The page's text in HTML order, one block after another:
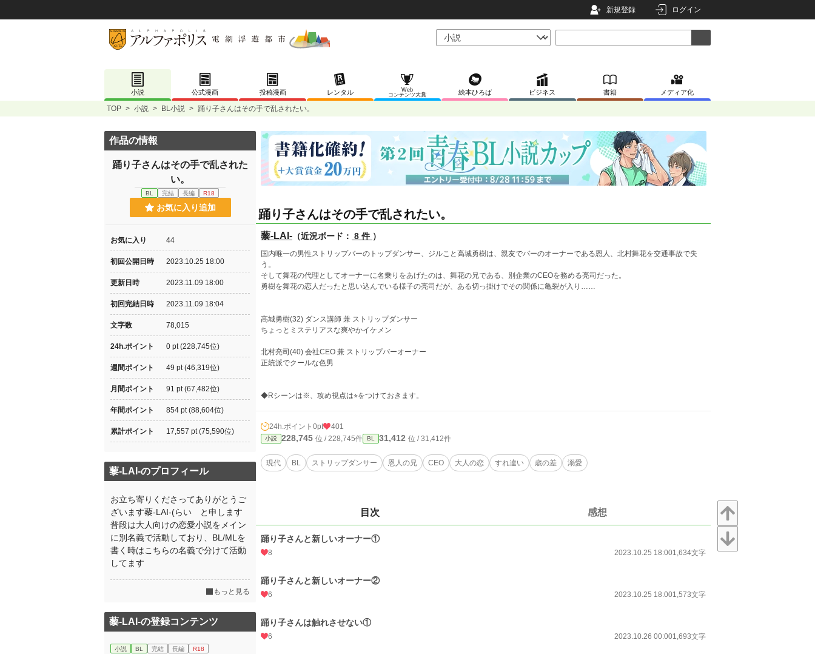
新規登録 ログイン
小説 公式漫画 投稿漫画 レンタル
Web
コンテンツ大賞
絵本ひろば ビジネス 書籍 メディア化
TOP > 小説 > BL小説 > 踊り子さんはその手で乱されたい。
踊り子さんはその手で乱されたい。
藜-LAI- （近況ボード： 8 件 ）
国内唯一の男性ストリップバーのトップダンサー、ジルこと高城勇樹は、親友でバーのオーナーである恩人、北村舞花を交通事故で失
う。
そして舞花の代理としてオーナーに名乗りをあげたのは、舞花の兄である、別企業のCEOを務める亮司だった。
勇樹を舞花の恋人だったと思い込んでいる様子の亮司だが、ある切っ掛けでその関係に亀裂が入り……
高城勇樹(32) ダンス講師 兼 ストリップダンサー
ちょっとミステリアスな爽やかイケメン
北村亮司(40) 会社CEO 兼 ストリップバーオーナー
正統派でクールな色男
◆Rシーンは※、攻め視点は⭐︎をつけておきます。
24h.ポイント 0pt 401
小説 228,745 位 / 228,745件 BL 31,412 位 / 31,412件
現代 BL ストリップダンサー 恩人の兄 CEO 大人の恋 すれ違い 歳の差 溺愛
目次 感想
踊り子さんと新しいオーナー①
8 2023.10.25 18:001,634文字
踊り子さんと新しいオーナー②
6 2023.10.25 18:001,573文字
踊り子さんは触れさせない①
6 2023.10.26 00:001,693文字
作品の情報
踊り子さんはその手で乱された
い。
BL 完結 長編 R18
お気に入り追加
お気に入り 44
初回公開日時 2023.10.25 18:00
更新日時 2023.11.09 18:00
初回完結日時 2023.11.09 18:04
文字数 78,015
24h.ポイント 0 pt (228,745位)
週間ポイント 49 pt (46,319位)
月間ポイント 91 pt (67,482位)
年間ポイント 854 pt (88,604位)
累計ポイント 17,557 pt (75,590位)
藜-LAI-のプロフィール
お立ち寄りくださってありがとうご
ざいます藜-LAI-(らい と申します
普段は大人向けの恋愛小説をメイン
に別名義で活動しており、BL/MLを
書く時はこちらの名義で分けて活動
してます
もっと見る
藜-LAI-の登録コンテンツ
小説 BL 完結 長編 R18